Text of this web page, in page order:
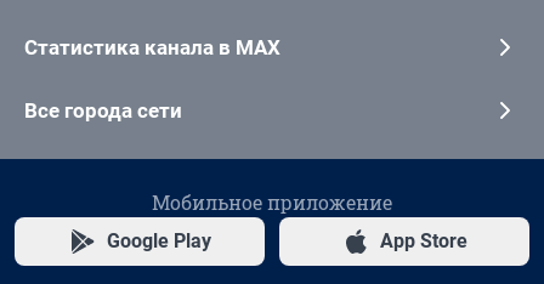
Статистика канала в MAX
Все города сети
Мобильное приложение
Google Play App Store